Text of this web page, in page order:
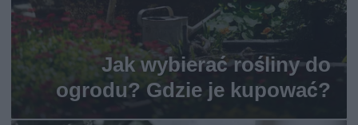
Jak wybierać rośliny do
ogrodu? Gdzie je kupować?